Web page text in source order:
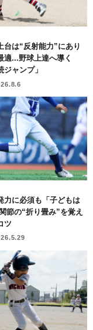
台は“反射能力”にあり
適...野球上達へ導く
ジャンプ」
力に必須も「子どもは
節の“折り畳み”を覚え
ツ